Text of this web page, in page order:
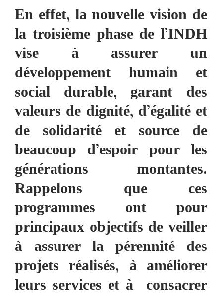
En effet, la nouvelle vision de
la troisième phase de l’INDH
vise à assurer un
développement humain et
social durable, garant des
valeurs de dignité, d’égalité et
de solidarité et source de
beaucoup d’espoir pour les
générations montantes.
Rappelons que ces
programmes ont pour
principaux objectifs de veiller
à assurer la pérennité des
projets réalisés, à améliorer
leurs services et à consacrer